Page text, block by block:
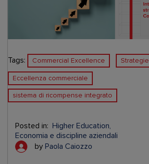
Tags: Commercial Excellence Strategie
Eccellenza commerciale
sistema di ricompense integrato
Posted in: Higher Education
Economia e discipline aziendali
by Paola Caiozzo